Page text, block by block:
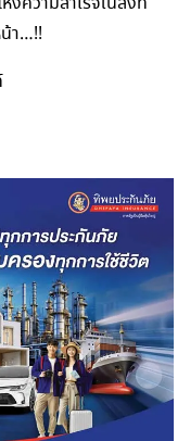
า…!!